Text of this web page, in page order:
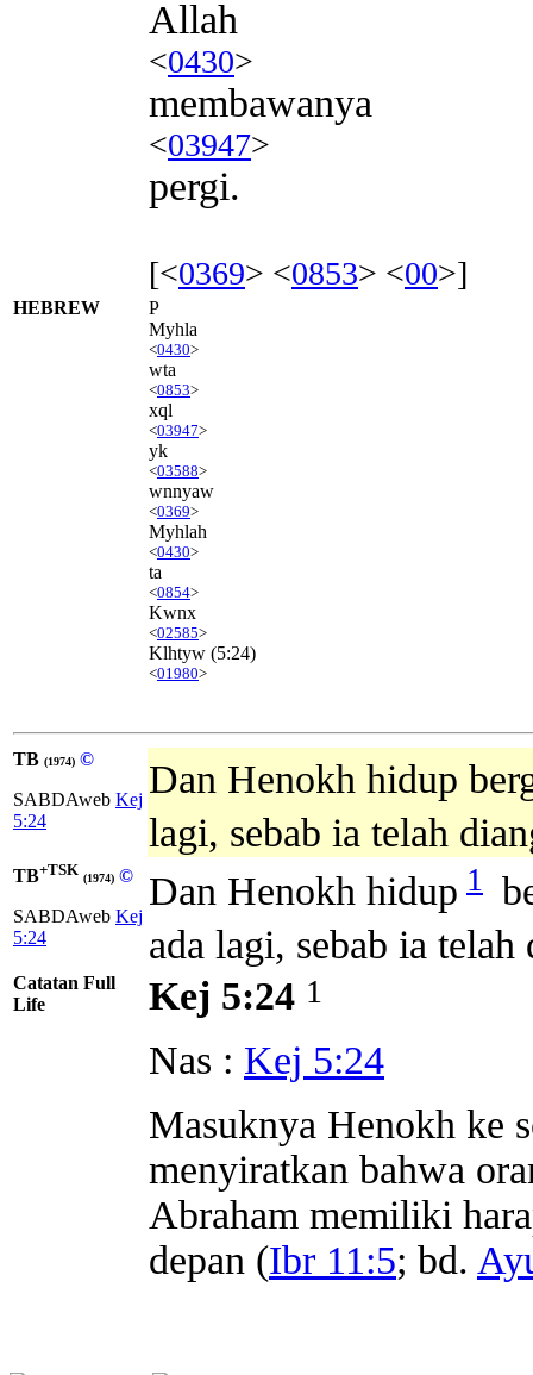
Allah
<0430>
membawanya
<03947>
pergi.
[<0369> <0853> <00>]
HEBREW
P
Myhla
<0430>
wta
<0853>
xql
<03947>
yk
<03588>
wnnyaw
<0369>
Myhlah
<0430>
ta
<0854>
Kwnx
<02585>
Klhtyw (5:24)
<01980>
TB (1974) ©
SABDAweb Kej
5:24
Dan Henokh hidup
lagi, sebab ia telah
TB+TSK (1974) ©
SABDAweb Kej
5:24
Dan Henokh hidup 1
ada lagi, sebab ia
Catatan Full
Life
Kej 5:24 1
Nas : Kej 5:24
Masuknya Henokh ke
menyiratkan bahwa
Abraham memiliki
depan (Ibr 11:5; bd.